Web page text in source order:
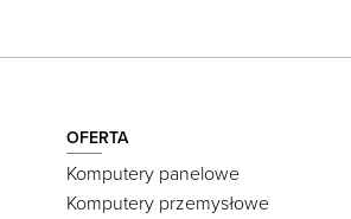
OFERTA
Komputery panelowe
Komputery przemysłowe